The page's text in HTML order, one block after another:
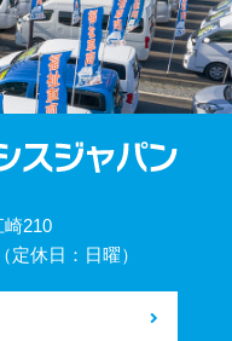
崎210
休日：日曜）